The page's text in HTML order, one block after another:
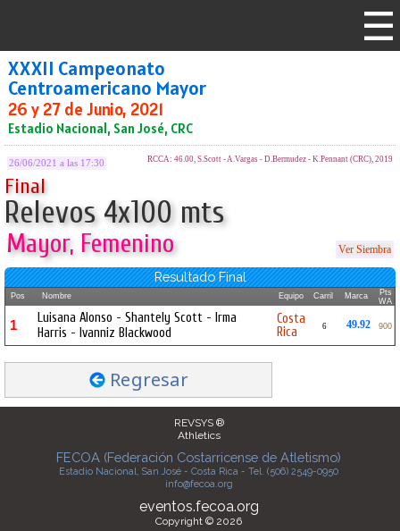
XXXII Campeonato
Centroamericano Mayor
26 y 27 de Junio, 2021
Estadio Nacional, San José, CRC
26/06/2021 a las 17:30 RCCA: 46.00, S.Scott - A.Vargas - D.Bermudez - K.Pennant (CRC), 2019
Final
Relevos 4x100 mts
Mayor, Femenino Ver Siembra
Resultado Final
Pos Nombre Equipo Carril Marca
Pts
WA
1
Luisana Alonso - Shantely Scott - Irma
Harris - Ivanniz Blackwood
Costa
Rica
6 49.92 900
Regresar
REVSYS ®
Athletics
FECOA (Federación Costarricense de Atletismo)
Estadio Nacional, San José - Costa Rica - Tel. (506) 2549-0950
info@fecoa.org
eventos.fecoa.org
Copyright © 2026